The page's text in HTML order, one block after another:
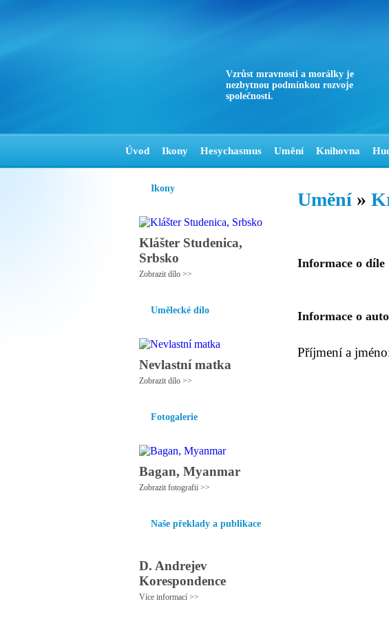
Vzrůst mravnosti a morálky je
nezbytnou podmínkou rozvoje
společnosti.
Úvod Ikony Hesychasmus Umění Knihovna
Ikony
Klášter Studenica,
Srbsko
Zobrazit dílo >>
Umělecké dílo
Nevlastní matka
Zobrazit dílo >>
Fotogalerie
Bagan, Myanmar
Zobrazit fotografii >>
Naše překlady a publikace
D. Andrejev
Korespondence
Více informací >>
Umění »
Informace o díle
Informace o
Příjmení a